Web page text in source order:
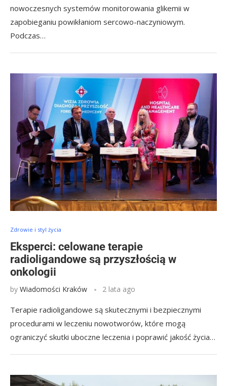
nowoczesnych systemów monitorowania glikemii w
zapobieganiu powikłaniom sercowo-naczyniowym.
Podczas…
Zdrowie i styl życia
Eksperci: celowane terapie
radioligandowe są przyszłością w
onkologii
by Wiadomości Kraków 2 lata ago
Terapie radioligandowe są skutecznymi i bezpiecznymi
procedurami w leczeniu nowotworów, które mogą
ograniczyć skutki uboczne leczenia i poprawić jakość życia…